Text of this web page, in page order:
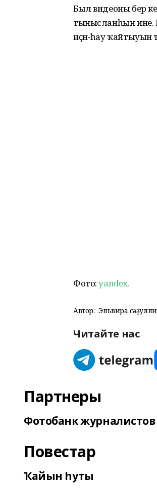
Был видеоны бер
тынысланһын ине.
иҫән-һау ҡайтыуын
Фото:yandex.
Автор: Эльвира
Читайте нас
Партнеры
Фотобанк журналистов
Повестар
Ҡайын һуты